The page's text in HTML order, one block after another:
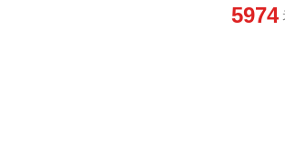
5974